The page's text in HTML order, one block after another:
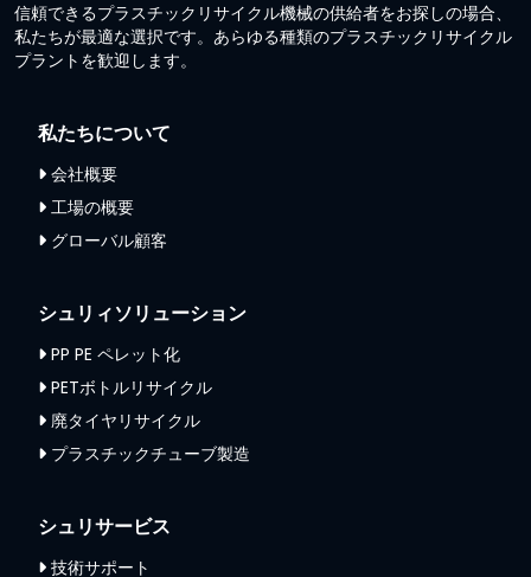
信頼できるプラスチックリサイクル機械の供給者をお探しの場合、
私たちが最適な選択です。あらゆる種類のプラスチックリサイクル
プラントを歓迎します。
私たちについて
会社概要
工場の概要
グローバル顧客
シュリィソリューション
PP PE ペレット化
PETボトルリサイクル
廃タイヤリサイクル
プラスチックチューブ製造
シュリサービス
技術サポート